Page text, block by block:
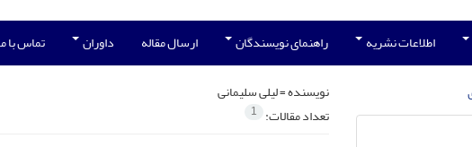
اطلاعات نشریه راهنمای نویسندگان ارسال مقاله داوران تماس با
نویسنده =لیلی سلیمانی
تعداد مقالات: 1